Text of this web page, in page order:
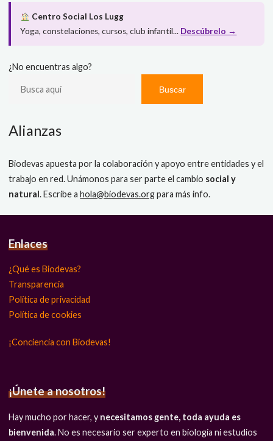
Centro Social Los Lugg
Yoga, constelaciones, cursos, club infantil... Descúbrelo →
¿No encuentras algo?
Buscar
Alianzas
Biodevas apuesta por la colaboración y apoyo entre entidades y el
trabajo en red. Unámonos para ser parte el cambio social y
natural. Escribe ahola@biodevas.orgpara más info.
Enlaces
¿Qué es Biodevas?
Transparencia
Política de privacidad
Política de cookies
¡Conciencia con Biodevas!
¡Únete a nosotros!
Hay mucho por hacer, y necesitamos gente, toda ayuda es
bienvenida. No es necesario ser experto en biología ni estudios